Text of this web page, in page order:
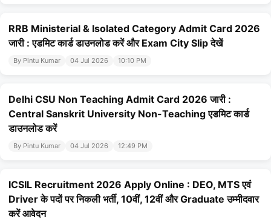
RRB Ministerial & Isolated Category Admit Card 2026
जारी : एडमिट कार्ड डाउनलोड करें और Exam City Slip देखें
By Pintu Kumar 04 Jul 2026 10:10 PM
Delhi CSU Non Teaching Admit Card 2026 जारी :
Central Sanskrit University Non-Teaching एडमिट कार्ड
डाउनलोड करें
By Pintu Kumar 04 Jul 2026 12:49 PM
ICSIL Recruitment 2026 Apply Online : DEO, MTS एवं
Driver के पदों पर निकली भर्ती, 10वीं, 12वीं और Graduate उम्मीदवार
करें आवेदन